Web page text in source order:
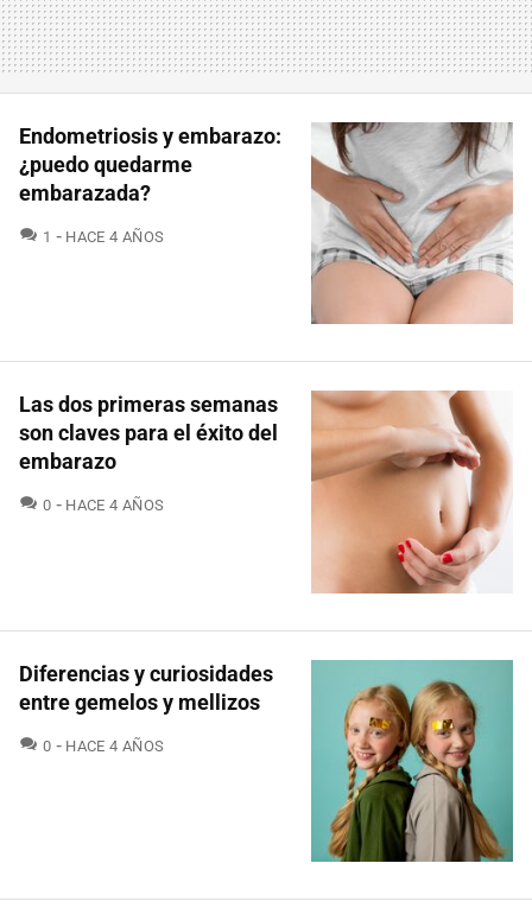
Endometriosis y embarazo:
¿puedo quedarme
embarazada?
1 COMENTARIOS
HACE 4 AÑOS
Las dos primeras semanas
son claves para el éxito del
embarazo
0 COMENTARIOS
HACE 4 AÑOS
Diferencias y curiosidades
entre gemelos y mellizos
0 COMENTARIOS
HACE 4 AÑOS